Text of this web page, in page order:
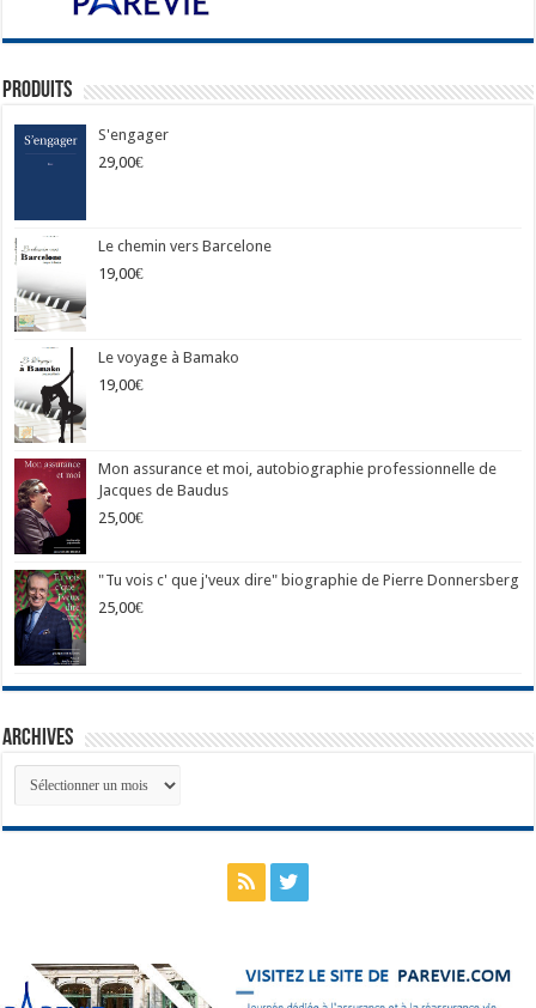
Produits
S'engager
29,00€
Le chemin vers Barcelone
19,00€
Le voyage à Bamako
19,00€
Mon assurance et moi, autobiographie professionnelle de
Jacques de Baudus
25,00€
"Tu vois c' que j'veux dire" biographie de Pierre Donnersberg
25,00€
Archives
Archives